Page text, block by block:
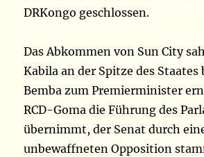
DRKongo geschlossen.
Das Abkommen von Sun City
Kabila an der Spitze des Staates
Bemba zum Premierminister
RCD-Goma die Führung des
übernimmt, der Senat durch
unbewaffneten Opposition